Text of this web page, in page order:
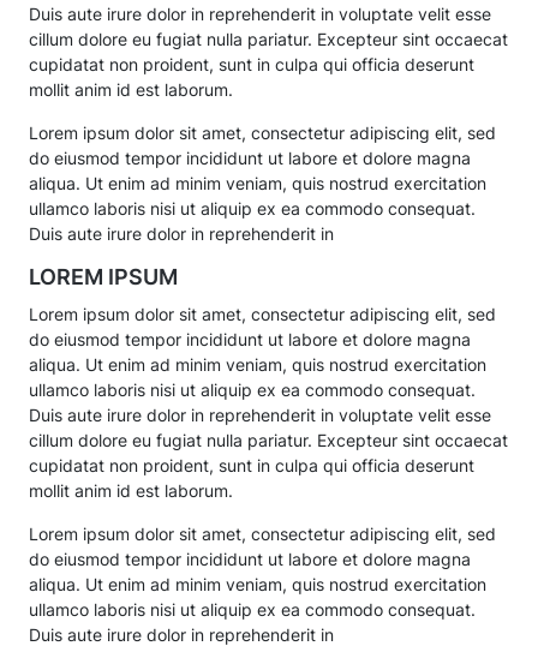
Duis aute irure dolor in reprehenderit in voluptate velit esse
cillum dolore eu fugiat nulla pariatur. Excepteur sint occaecat
cupidatat non proident, sunt in culpa qui officia deserunt
mollit anim id est laborum.
Lorem ipsum dolor sit amet, consectetur adipiscing elit, sed
do eiusmod tempor incididunt ut labore et dolore magna
aliqua. Ut enim ad minim veniam, quis nostrud exercitation
ullamco laboris nisi ut aliquip ex ea commodo consequat.
Duis aute irure dolor in reprehenderit in
LOREM IPSUM
Lorem ipsum dolor sit amet, consectetur adipiscing elit, sed
do eiusmod tempor incididunt ut labore et dolore magna
aliqua. Ut enim ad minim veniam, quis nostrud exercitation
ullamco laboris nisi ut aliquip ex ea commodo consequat.
Duis aute irure dolor in reprehenderit in voluptate velit esse
cillum dolore eu fugiat nulla pariatur. Excepteur sint occaecat
cupidatat non proident, sunt in culpa qui officia deserunt
mollit anim id est laborum.
Lorem ipsum dolor sit amet, consectetur adipiscing elit, sed
do eiusmod tempor incididunt ut labore et dolore magna
aliqua. Ut enim ad minim veniam, quis nostrud exercitation
ullamco laboris nisi ut aliquip ex ea commodo consequat.
Duis aute irure dolor in reprehenderit in